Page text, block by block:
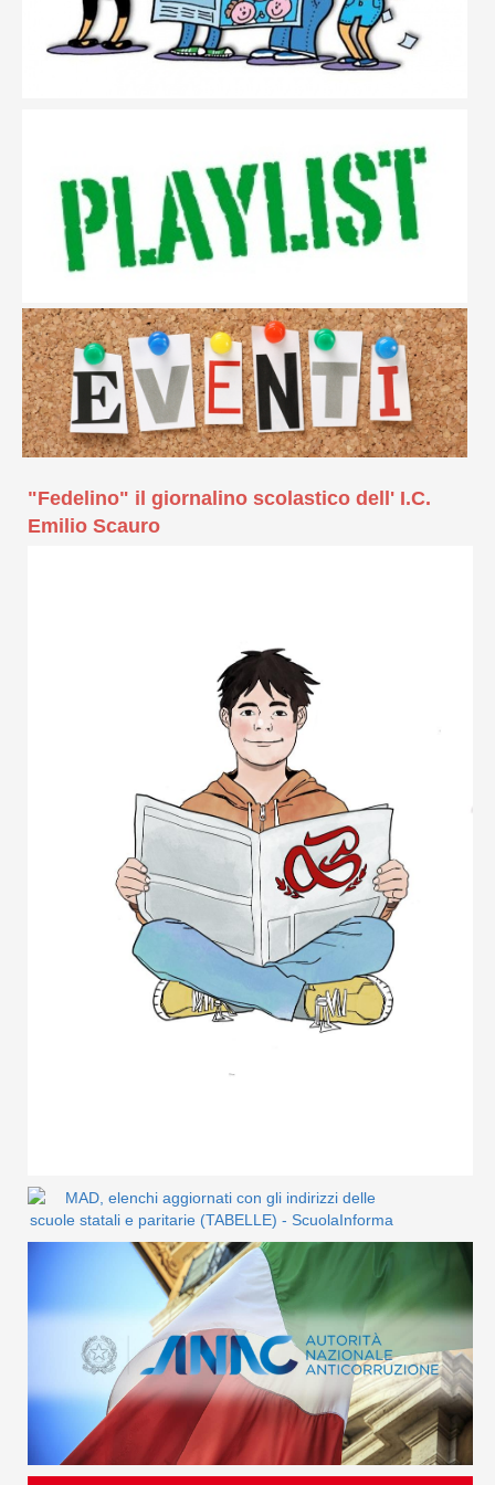
"Fedelino" il giornalino scolastico dell' I.C.
Emilio Scauro